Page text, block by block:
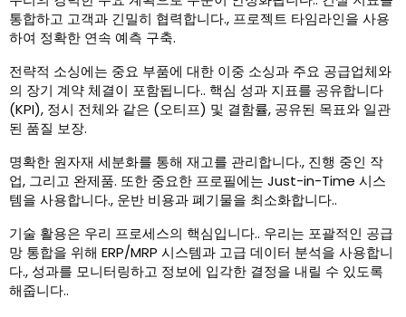
통합하고 고객과 긴밀히 협력합니다., 프로젝트 타임라인을 사용
하여 정확한 연속 예측 구축.
전략적 소싱에는 중요 부품에 대한 이중 소싱과 주요 공급업체와
의 장기 계약 체결이 포함됩니다.. 핵심 성과 지표를 공유합니다
(KPI), 정시 전체와 같은 (오티프) 및 결함률, 공유된 목표와 일관
된 품질 보장.
명확한 원자재 세분화를 통해 재고를 관리합니다., 진행 중인 작
업, 그리고 완제품. 또한 중요한 프로필에는 Just-in-Time 시스
템을 사용합니다., 운반 비용과 폐기물을 최소화합니다..
기술 활용은 우리 프로세스의 핵심입니다.. 우리는 포괄적인 공급
망 통합을 위해 ERP/MRP 시스템과 고급 데이터 분석을 사용합니
다., 성과를 모니터링하고 정보에 입각한 결정을 내릴 수 있도록
해줍니다..